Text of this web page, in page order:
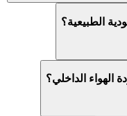
الطبيعية؟
الهواء الداخلي؟